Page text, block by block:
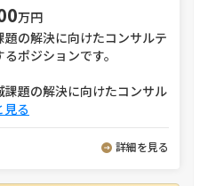
万円
の解決に向けたコンサルテ
ポジションです。
課題の解決に向けたコンサル
見る
詳細を見る